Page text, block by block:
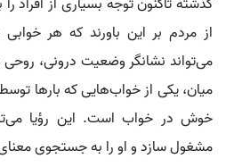
از مردم بر این باورند که هر
می‌تواند نشانگر وضعیت درونی، روحی
میان، یکی از خواب‌هایی که بارها
خوش در خواب است. این رؤیا
مشغول سازد و او را به جستجوی